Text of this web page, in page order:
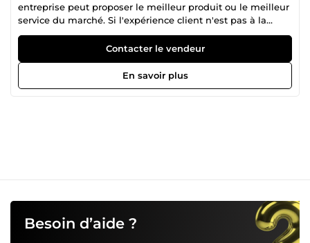
entreprise peut proposer le meilleur produit ou le meilleur
service du marché. Si l'expérience client n'est pas à la
hauteur, elle perd des clients. C'est précisément là que
j'interviens. Je suis Linda, spécialisée dans la Relation
Client, le Service Après-Vente (SAV), le Customer Support,
le Customer Success Management, le Customer Care et le
Télémarketing. 💪🏻 Ma mission est simple : offrir à vos
achat 🌺Gestion des demandes, réclamations et litiges 🌺
Fidélisation et satisfaction client 🌺Relances clients et suivi
des dossiers 🌺Télémarketing et qualification de prospects
Contacter le vendeur
En savoir plus
Besoin d’aide ?